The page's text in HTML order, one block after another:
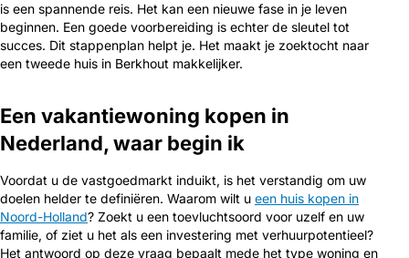
is een spannende reis. Het kan een nieuwe fase in je leven
beginnen. Een goede voorbereiding is echter de sleutel tot
succes. Dit stappenplan helpt je. Het maakt je zoektocht naar
een tweede huis in Berkhout makkelijker.
Een vakantiewoning kopen in
Nederland, waar begin ik
Voordat u de vastgoedmarkt induikt, is het verstandig om uw
doelen helder te definiëren. Waarom wilt u een huis kopen in
Noord-Holland? Zoekt u een toevluchtsoord voor uzelf en uw
familie, of ziet u het als een investering met verhuurpotentieel?
Het antwoord op deze vraag bepaalt mede het type woning en